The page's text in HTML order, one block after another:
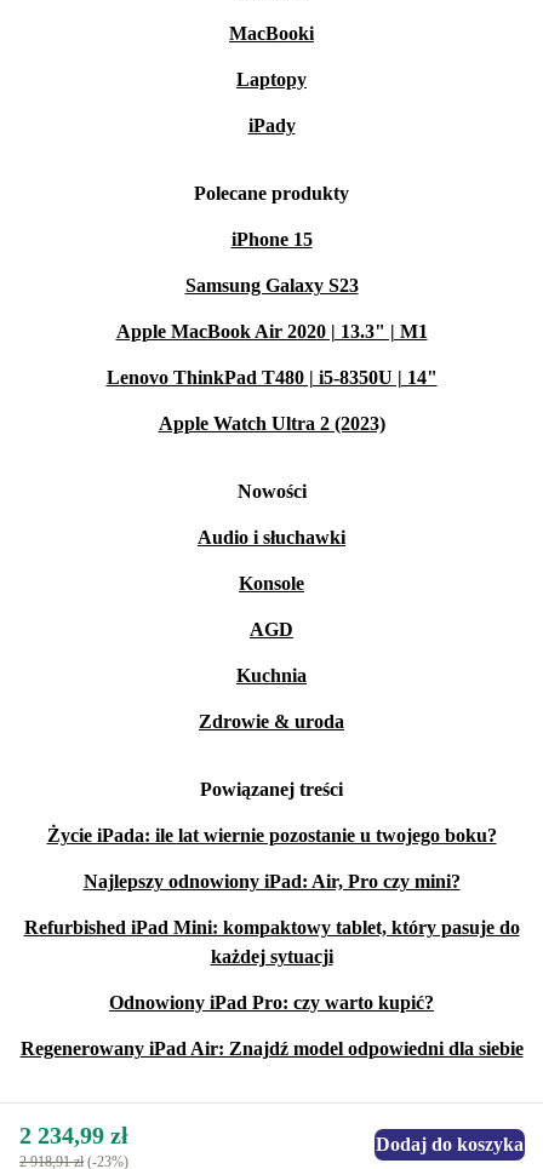
MacBooki
Laptopy
iPady
Polecane produkty
iPhone 15
Samsung Galaxy S23
Apple MacBook Air 2020 | 13.3" | M1
Lenovo ThinkPad T480 | i5-8350U | 14"
Apple Watch Ultra 2 (2023)
Nowości
Audio i słuchawki
Konsole
AGD
Kuchnia
Zdrowie & uroda
Powiązanej treści
Życie iPada: ile lat wiernie pozostanie u twojego boku?
Najlepszy odnowiony iPad: Air, Pro czy mini?
Refurbished iPad Mini: kompaktowy tablet, który pasuje do
każdej sytuacji
Odnowiony iPad Pro: czy warto kupić?
Regenerowany iPad Air: Znajdź model odpowiedni dla siebie
2 234,99 zł
2 918,91 zł (-23%)
Dodaj do koszyka